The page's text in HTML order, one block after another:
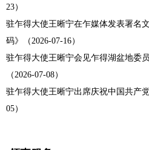
23）
驻乍得大使王晰宁在乍媒体发表署名
码》（2026-07-16）
驻乍得大使王晰宁会见乍得湖盆地委
（2026-07-08）
驻乍得大使王晰宁出席庆祝中国共产
05）